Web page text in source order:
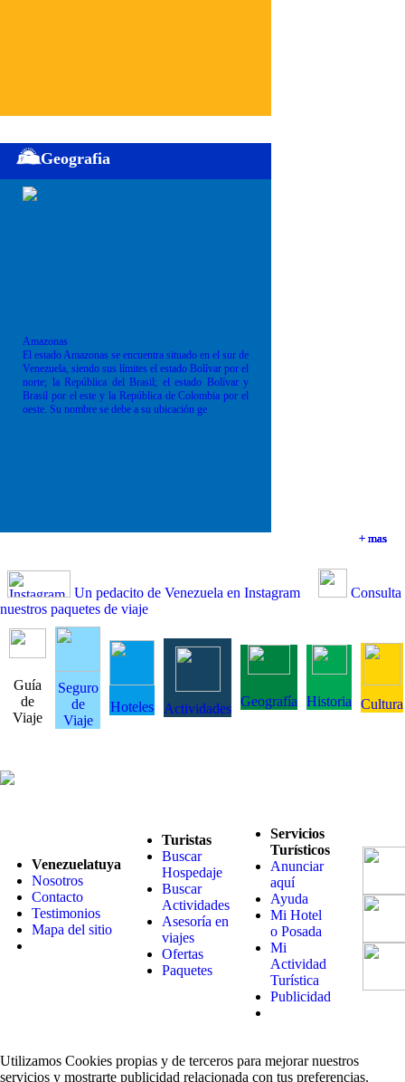
+ mas
+ mas
+ mas
Geografia
Amazonas
El estado Amazonas se encuentra situado en el sur de
Venezuela, siendo sus límites el estado Bolívar por el
norte; la República del Brasil; el estado Bolívar y
Brasil por el este y la República de Colombia por el
oeste. Su nombre se debe a su ubicación ge
+ mas
Un pedacito de Venezuela en Instagram
Consulta
nuestros paquetes de viaje
Guía
de
Viaje
Seguro
de
Viaje
Hoteles Actividades Geografía Historia Cultura
Venezuelatuya
Nosotros
Contacto
Testimonios
Mapa del sitio
Turistas
Buscar
Hospedaje
Buscar
Actividades
Asesoría en
viajes
Ofertas
Paquetes
Servicios
Turísticos
Anunciar
aquí
Ayuda
Mi Hotel
o Posada
Mi
Actividad
Turística
Publicidad
Utilizamos Cookies propias y de terceros para mejorar nuestros
servicios y mostrarte publicidad relacionada con tus preferencias.